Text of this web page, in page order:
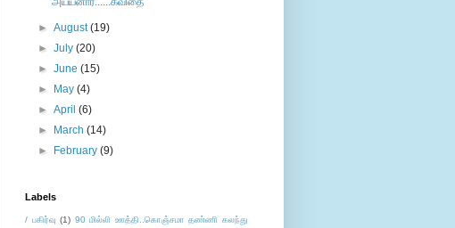
►August(19)
►July(20)
►June(15)
►
May(4)
►April(6)
►
March(14)
►
February(9)
Labels
/ பகிர்வு (1) 90 மில்லி ஊத்தி..கொஞ்சமா தண்ணி கலந்து